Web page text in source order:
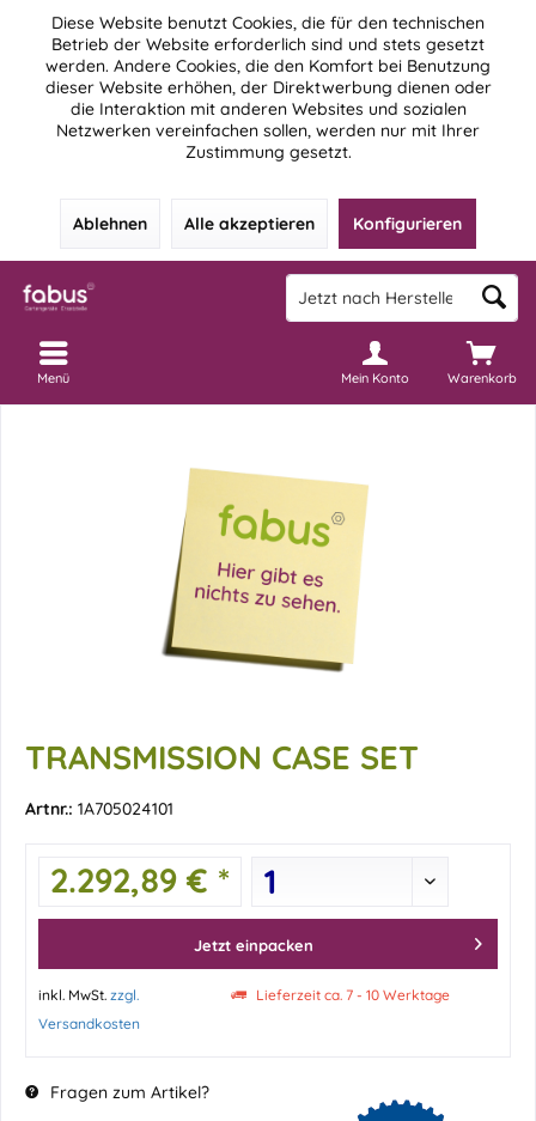
Diese Website benutzt Cookies, die für den technischen
Betrieb der Website erforderlich sind und stets gesetzt
werden. Andere Cookies, die den Komfort bei Benutzung
dieser Website erhöhen, der Direktwerbung dienen oder
die Interaktion mit anderen Websites und sozialen
Netzwerken vereinfachen sollen, werden nur mit Ihrer
Zustimmung gesetzt.
Ablehnen Alle akzeptieren Konfigurieren
Warenkorb
Mein Konto
Menü
TRANSMISSION CASE SET
Artnr.: 1A705024101
2.292,89 € *
Jetzt einpacken
inkl. MwSt. zzgl.
Versandkosten
Lieferzeit ca. 7 - 10 Werktage
Fragen zum Artikel?